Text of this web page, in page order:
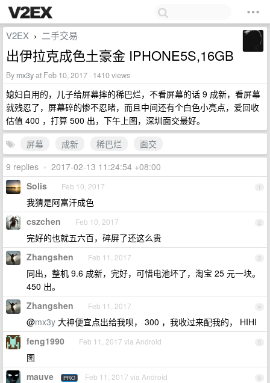
V2EX › 二手交易
出伊拉克成色土豪金 IPHONE5S,16GB
By mx3yat Feb 10, 2017 · 1410 views
媳妇自用的，儿子给屏幕摔的稀巴烂，不看屏幕的话 9 成新，看屏幕
就残忍了，屏幕碎的惨不忍睹，而且中间还有个白色小亮点，爱回收
估值 400 ，打算 500 出，下午上图，深圳面交最好。
屏幕
成新 稀巴烂
面交
9 replies • 2017-02-13 11:24:54 +08:00
1
Solis Feb 10, 2017
我猜是阿富汗成色
2
cszchen Feb 10, 2017
完好的也就五六百，碎屏了还这么贵
3
Zhangshen Feb 11, 2017
同出，整机 9.6 成新，完好，可惜电池坏了，淘宝 25 元一块。
450 出。
4
Zhangshen Feb 11, 2017
@mx3y 大神便宜点出给我呗， 300 ，我收过来配我的， HIHI
5
feng1990 Feb 11, 2017 via Android
图
6
mauve PRO Feb 11, 2017 via Android